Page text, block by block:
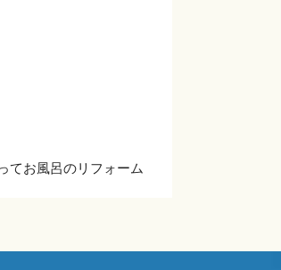
てお風呂のリフォーム